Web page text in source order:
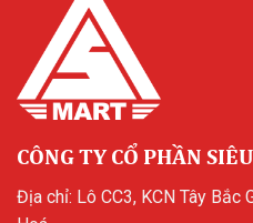
CÔNG TY CỔ PHẦN
Địa chỉ: Lô CC3, KCN Tây Bắc